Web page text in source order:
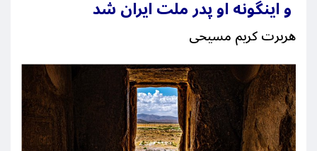
هربرت کریم مسیحی